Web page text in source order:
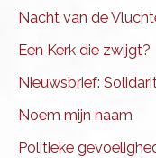
Nacht van de
Een Kerk die zwijgt?
Nieuwsbrief:
Noem mijn naam
Politieke